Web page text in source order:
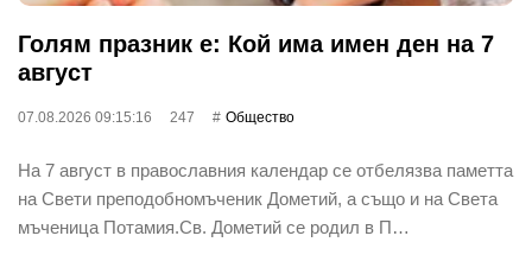
Голям празник е: Кой има имен ден на 7
август
07.08.2026 09:15:16 247 Общество
На 7 август в православния календар се отбелязва паметта
на Свети преподобномъченик Дометий, а също и на Света
мъченица Потамия.Св. Дометий се родил в П…